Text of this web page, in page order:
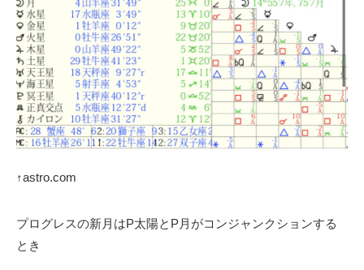
↑astro.com
プログレスの新月はP太陽とP月がコンジャンクションする
とき